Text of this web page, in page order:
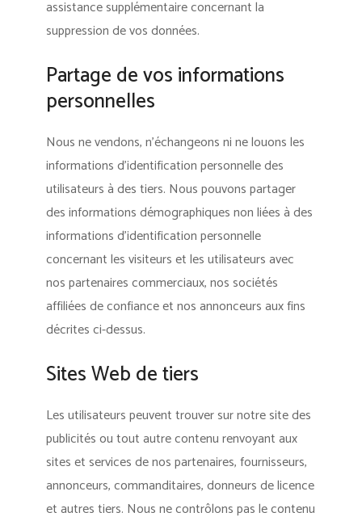
assistance supplémentaire concernant la
suppression de vos données.
Partage de vos informations
personnelles
Nous ne vendons, n’échangeons ni ne louons les
informations d’identification personnelle des
utilisateurs à des tiers. Nous pouvons partager
des informations démographiques non liées à des
informations d’identification personnelle
concernant les visiteurs et les utilisateurs avec
nos partenaires commerciaux, nos sociétés
affiliées de confiance et nos annonceurs aux fins
décrites ci-dessus.
Sites Web de tiers
Les utilisateurs peuvent trouver sur notre site des
publicités ou tout autre contenu renvoyant aux
sites et services de nos partenaires, fournisseurs,
annonceurs, commanditaires, donneurs de licence
et autres tiers. Nous ne contrôlons pas le contenu